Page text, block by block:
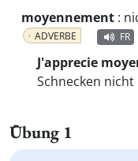
moyennement :
ADVERBE FR
J'apprecie
Schnecken
Übung 1